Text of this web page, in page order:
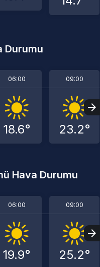
Durumu
06:00
18.6°
09:00
23.2°
Hava Durumu
06:00
19.9°
09:00
25.2°